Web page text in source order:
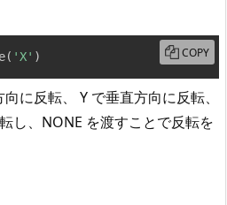
( 'X' ) COPY
に反転、 Y で垂直方向に反転、
し、NONE を渡すことで反転を